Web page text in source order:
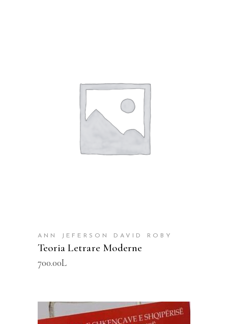
SHTOJE NË SHPORTË
ANN JEFERSON DAVID ROBY
Teoria Letrare Moderne
700.00L